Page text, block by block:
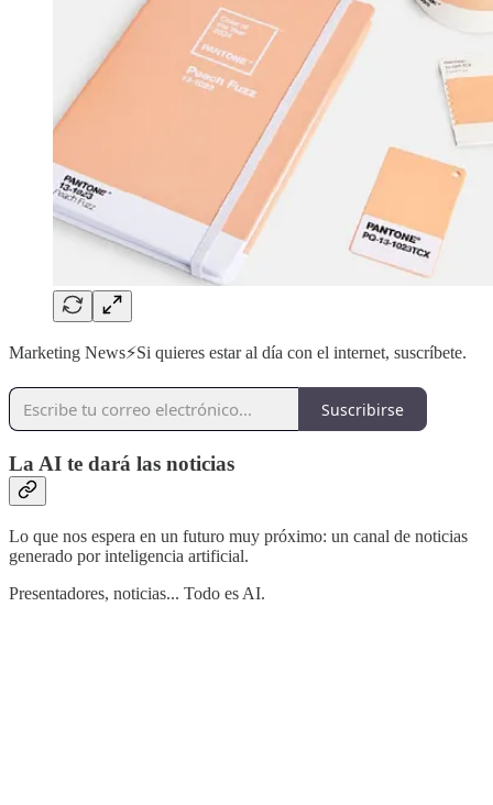
Marketing News⚡️Si quieres estar al día con el internet, suscríbete.
Suscribirse
La AI te dará las noticias
Lo que nos espera en un futuro muy próximo: un canal de noticias
generado por inteligencia artificial.
Presentadores, noticias... Todo es AI.